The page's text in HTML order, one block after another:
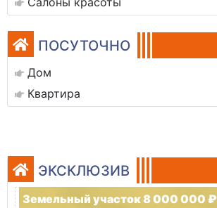
ПОСУТОЧНО
Дом
Квартира
ЭКСКЛЮЗИВ
Земельный участок 8 000 000 ₽